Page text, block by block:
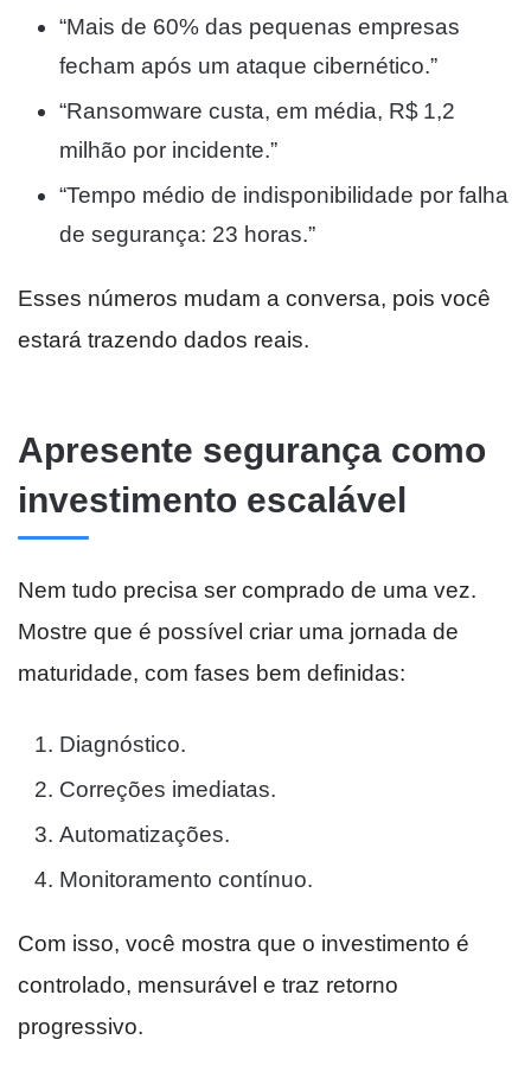
“Mais de 60% das pequenas empresas
fecham após um ataque cibernético.”
“Ransomware custa, em média, R$ 1,2
milhão por incidente.”
“Tempo médio de indisponibilidade por falha
de segurança: 23 horas.”
Esses números mudam a conversa, pois você
estará trazendo dados reais.
Apresente segurança como
investimento escalável
Nem tudo precisa ser comprado de uma vez.
Mostre que é possível criar uma jornada de
maturidade, com fases bem definidas:
Diagnóstico.
Correções imediatas.
Automatizações.
Monitoramento contínuo.
Com isso, você mostra que o investimento é
controlado, mensurável e traz retorno
progressivo.